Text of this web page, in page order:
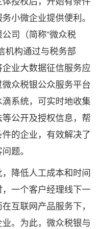
小微企业提供便利。
司（简称“微众税
机构通过与税务部
业大数据征信服务应
众税银公众服务平台
系统，可实时地收集
公开及授权信息，帮
的企业，有效解决了
题。
降低人工成本和时间
一个客户经理线下一
互联网产品服务下，
。为此，微众税银与